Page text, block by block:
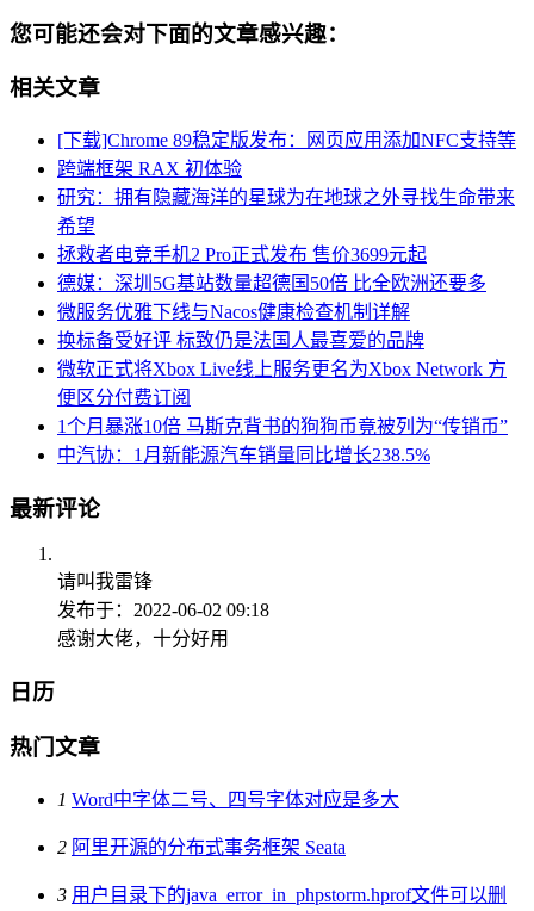
您可能还会对下面的文章感兴趣：
相关文章
[下载]Chrome 89稳定版发布：网页应用添加NFC支持等
跨端框架 RAX 初体验
研究：拥有隐藏海洋的星球为在地球之外寻找生命带来
希望
​拯救者电竞手机2 Pro正式发布 售价3699元起
德媒：深圳5G基站数量超德国50倍 比全欧洲还要多
微服务优雅下线与Nacos健康检查机制详解
换标备受好评 标致仍是法国人最喜爱的品牌
微软正式将Xbox Live线上服务更名为Xbox Network 方
便区分付费订阅
1个月暴涨10倍 马斯克背书的狗狗币竟被列为“传销币”
中汽协：1月新能源汽车销量同比增长238.5%
最新评论
请叫我雷锋
发布于：2022-06-02 09:18
感谢大佬，十分好用
日历
热门文章
1 Word中字体二号、四号字体对应是多大
2 阿里开源的分布式事务框架 Seata
3 用户目录下的java_error_in_phpstorm.hprof文件可以删